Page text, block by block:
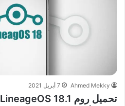
Ahmed Mekky 7 أبريل 2021